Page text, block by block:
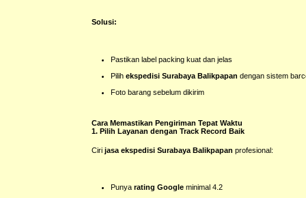
Solusi:
Pastikan label packing kuat dan jelas
Pilihekspedisi Surabaya Balikpapan dengan sistem
Foto barang sebelum dikirim
Cara Memastikan Pengiriman Tepat Waktu
1. Pilih Layanan dengan Track Record Baik
Cirijasa ekspedisi Surabaya Balikpapan profesional:
Punyarating Google minimal 4.2